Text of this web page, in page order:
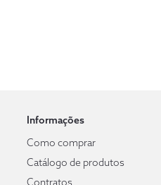
Informações
Como comprar
Catálogo de produtos
Contratos